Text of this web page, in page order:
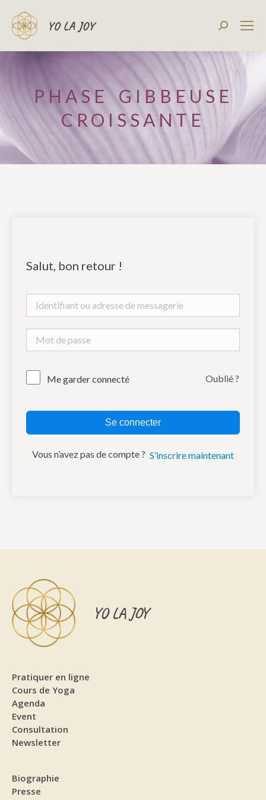
PHASE GIBBEUSE
CROISSANTE
Salut, bon retour !
Me garder connecté Oublié ?
Se connecter
Vous n’avez pas de compte ? S’inscrire maintenant
YO LA JOY
Pratiquer en ligne
Cours de Yoga
Agenda
Event
Consultation
Newsletter
Biographie
Presse